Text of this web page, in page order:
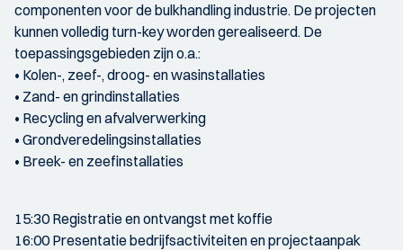
componenten voor de bulkhandling industrie. De projecten
kunnen volledig turn-key worden gerealiseerd. De
toepassingsgebieden zijn o.a.:
• Kolen-, zeef-, droog- en wasinstallaties
• Zand- en grindinstallaties
• Recycling en afvalverwerking
• Grondveredelingsinstallaties
• Breek- en zeefinstallaties
15:30 Registratie en ontvangst met koffie
16:00 Presentatie bedrijfsactiviteiten en projectaanpak